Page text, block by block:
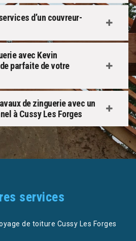
d’un couvreur-
avec Kevin
parfaite de votre
de zinguerie avec un
à Cussy Les Forges
services
de toiture Cussy Les Forges